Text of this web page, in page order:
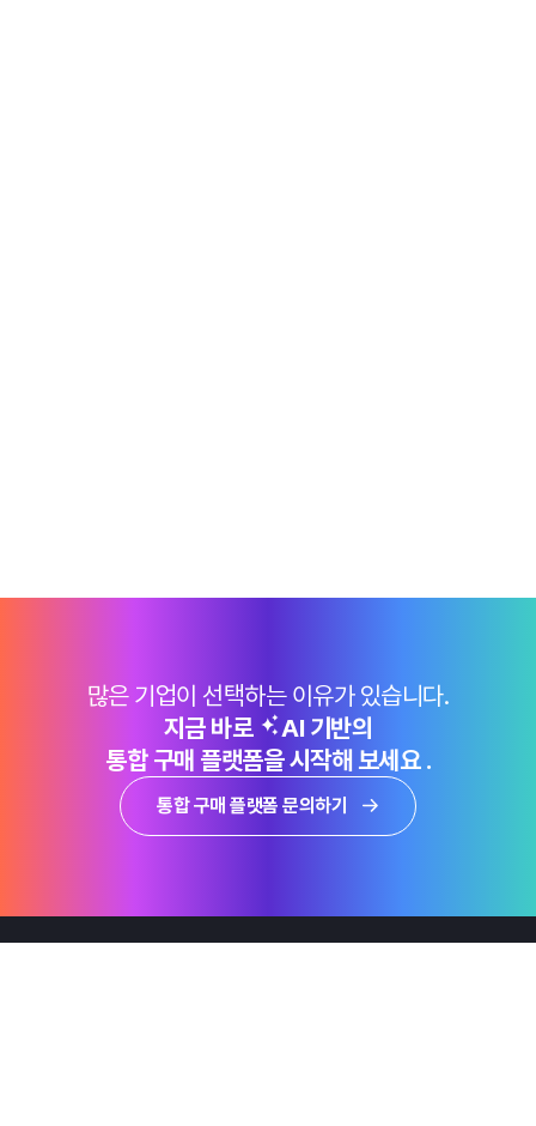
많은 기업이 선택하는 이유가 있습니다.
지금 바로
AI 기반의
통합 구매 플랫폼을 시작해 보세요 .
통합 구매 플랫폼 문의하기